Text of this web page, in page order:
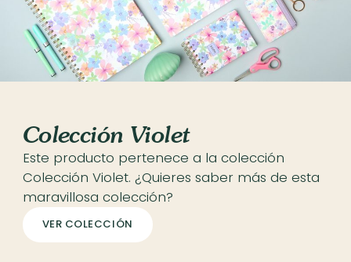
Colección Violet
Este producto pertenece a la colección
Colección Violet. ¿Quieres saber más de esta
maravillosa colección?
VER COLECCIÓN